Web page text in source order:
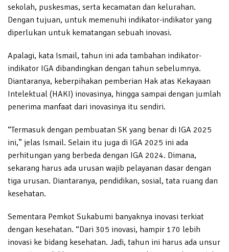
sekolah, puskesmas, serta kecamatan dan kelurahan.
Dengan tujuan, untuk memenuhi indikator-indikator yang
diperlukan untuk kematangan sebuah inovasi.
Apalagi, kata Ismail, tahun ini ada tambahan indikator-
indikator IGA dibandingkan dengan tahun sebelumnya.
Diantaranya, keberpihakan pemberian Hak atas Kekayaan
Intelektual (HAKI) inovasinya, hingga sampai dengan jumlah
penerima manfaat dari inovasinya itu sendiri.
“Termasuk dengan pembuatan SK yang benar di IGA 2025
ini,” jelas Ismail. Selain itu juga di IGA 2025 ini ada
perhitungan yang berbeda dengan IGA 2024. Dimana,
sekarang harus ada urusan wajib pelayanan dasar dengan
tiga urusan. Diantaranya, pendidikan, sosial, tata ruang dan
kesehatan.
Sementara Pemkot Sukabumi banyaknya inovasi terkiat
dengan kesehatan. “Dari 305 inovasi, hampir 170 lebih
inovasi ke bidang kesehatan. Jadi, tahun ini harus ada unsur